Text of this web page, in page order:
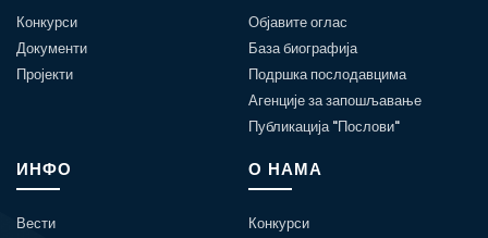
Конкурси
Документи
Пројекти
Објавите оглас
База биографија
Подршка послодавцима
Агенције за запошљавање
Публикација "Послови"
ИНФО
Вести
О НАМА
Конкурси